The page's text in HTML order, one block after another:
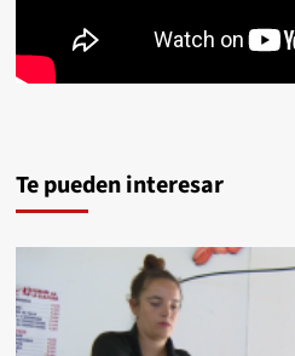
Te pueden interesar